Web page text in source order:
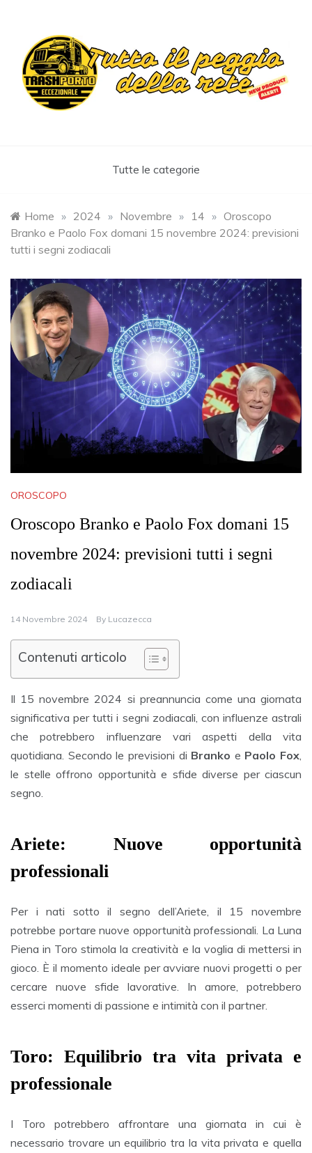
content
Tutte le categorie
Home » 2024 » Novembre » 14 » Oroscopo
Branko e Paolo Fox domani 15 novembre 2024: previsioni
tutti i segni zodiacali
OROSCOPO
Oroscopo Branko e Paolo Fox domani 15
novembre 2024: previsioni tutti i segni
zodiacali
14 Novembre 2024 By Lucazecca
Contenuti articolo
Il 15 novembre 2024 si preannuncia come una giornata
significativa per tutti i segni zodiacali, con influenze astrali
che potrebbero influenzare vari aspetti della vita
quotidiana. Secondo le previsioni di Branko e Paolo Fox
le stelle offrono opportunità e sfide diverse per ciascun
segno.
Ariete: Nuove opportunità
professionali
Per i nati sotto il segno dell’Ariete, il 15 novembre
potrebbe portare nuove opportunità professionali. La Luna
Piena in Toro stimola la creatività e la voglia di mettersi in
gioco. È il momento ideale per avviare nuovi progetti o per
cercare nuove sfide lavorative. In amore, potrebbero
esserci momenti di passione e intimità con il partner.
Toro: Equilibrio tra vita privata e
professionale
I Toro potrebbero affrontare una giornata in cui è
necessario trovare un equilibrio tra la vita privata e quella